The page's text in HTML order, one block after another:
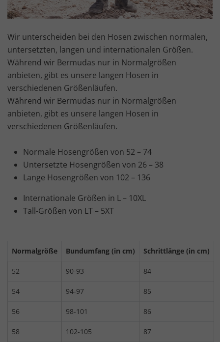
Wir unterscheiden bei den Hosen zwischen normalen,
untersetzten, langen und internationalen Größen.
Während wir Bermudas nur in Normalgrößen
anbieten, gibt es unsere langen Hosen in
verschiedenen Größenläufen.
Während wir Bermudas nur in Normalgrößen
anbieten, gibt es unsere langen Hosen in
verschiedenen Größenläufen.
Normale Hosengrößen von 52 – 74
Untersetzte Hosengrößen von 26 – 38
Lange Hosengrößen von 102 – 136
Internationale Größen in L – 10XL
Tall-Größen von LT – 5XT
Normalgröße Bundumfang (in cm) Schrittlänge (in cm)
52 90-93 84
54 94-97 85
56 98-101 86
58 102-105 87